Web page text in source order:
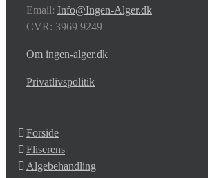
Email: Info@Ingen-Alger.dk
CVR: 3969 9249
Om ingen-alger.dk
Privatlivspolitik
Forside
Fliserens
Algebehandling